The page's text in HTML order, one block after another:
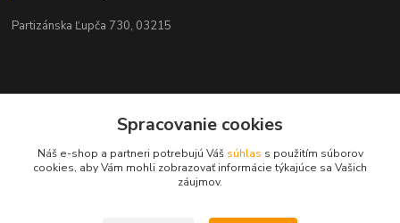
Partizánska Ľupča 730, 03215
+421 911 909 012
Spracovanie cookies
Náš e-shop a partneri potrebujú Váš súhlas s použitím súborov
cookies, aby Vám mohli zobrazovať informácie týkajúce sa Vašich
záujmov.